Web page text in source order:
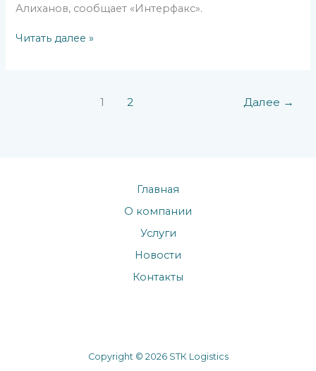
Алиханов, сообщает «Интерфакс».
Читать далее »
1 2 Далее →
Главная
О компании
Услуги
Новости
Контакты
Copyright © 2026 SТК Logistics